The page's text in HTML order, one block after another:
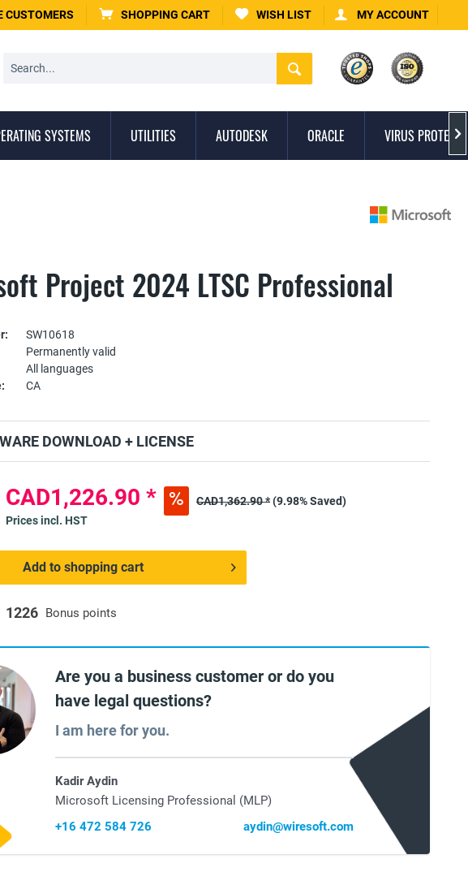
CUSTOMERS SHOPPING CART WISH LIST MY ACCOUNT
SYSTEMS UTILITIES AUTODESK ORACLE VIRUS 
Project 2024 LTSC Professional
SW10618
Permanently valid
All languages
CA
1226 Bonus points
DOWNLOAD + LICENSE
CAD1,226.90 * CAD1,362.90 *(9.98% Saved)
Prices incl. HST
Add to shopping cart
Are you a business customer or do you
have legal questions?
I am here for you.
Kadir Aydin
Microsoft Licensing Professional (MLP)
+16 472 584 726
aydin@wiresoft.com